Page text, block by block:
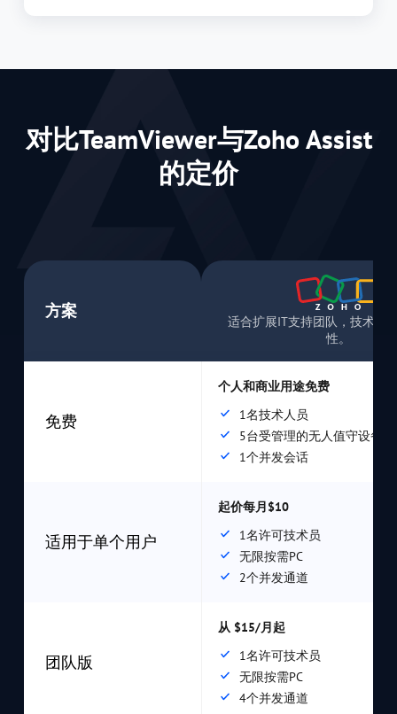
对比TeamViewer与Zoho Assist
的定价
方案
适合扩展IT支持团队，技术人
性。
免费
个人和商业用途免费
1名技术人员
5台受管理的无人值守设备
1个并发会话
适用于单个用户
起价每月$10
1名许可技术员
无限按需PC
2个并发通道
团队版
从 $15/月起
1名许可技术员
无限按需PC
4个并发通道